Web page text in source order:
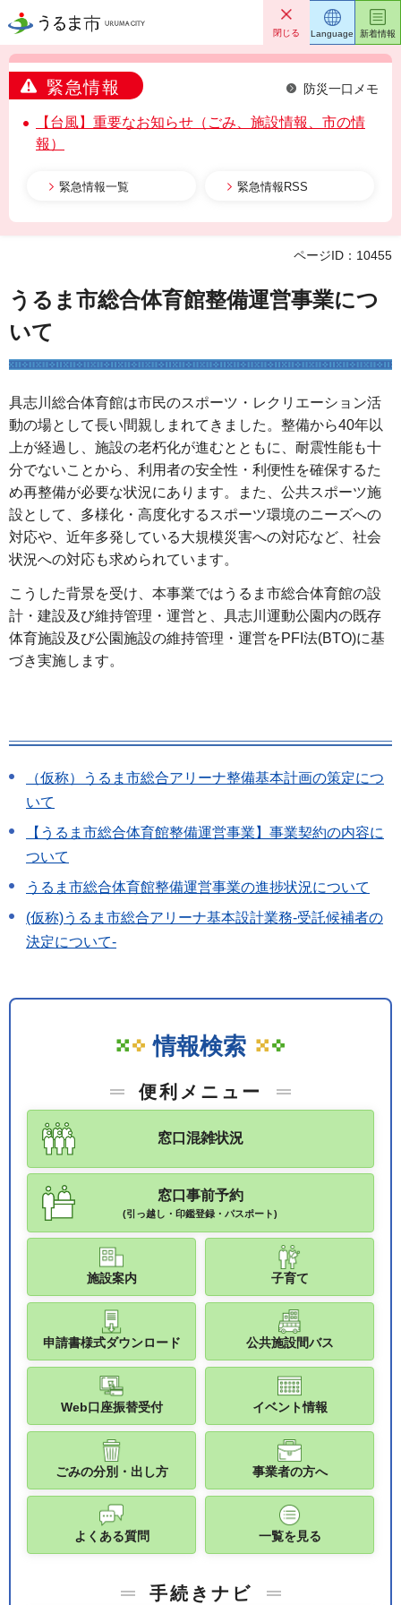
うるま市 閉じる
緊急情報 防災一口メモ
【台風】重要なお知らせ（ごみ、施設情報、市の情
報）
緊急情報一覧 緊急情報RSS
Language 新着情報
ページID：10455
うるま市総合体育館整備運営事業につ
いて
具志川総合体育館は市民のスポーツ・レクリエーション活
動の場として長い間親しまれてきました。整備から40年以
上が経過し、施設の老朽化が進むとともに、耐震性能も十
分でないことから、利用者の安全性・利便性を確保するた
め再整備が必要な状況にあります。また、公共スポーツ施
設として、多様化・高度化するスポーツ環境のニーズへの
対応や、近年多発している大規模災害への対応など、社会
状況への対応も求められています。
こうした背景を受け、本事業ではうるま市総合体育館の設
計・建設及び維持管理・運営と、具志川運動公園内の既存
体育施設及び公園施設の維持管理・運営をPFI法(BTO)に基
づき実施します。
（仮称）うるま市総合アリーナ整備基本計画の策定につ
いて
【うるま市総合体育館整備運営事業】事業契約の内容に
ついて
うるま市総合体育館整備運営事業の進捗状況について
(仮称)うるま市総合アリーナ基本設計業務-受託候補者の
決定について-
情報検索
便利メニュー
窓口混雑状況
窓口事前予約
(引っ越し・印鑑登録・パスポート)
施設案内 子育て
申請書様式ダウンロード 公共施設間バス
Web口座振替受付 イベント情報
ごみの分別・出し方 事業者の方へ
よくある質問 一覧を見る
手続きナビ